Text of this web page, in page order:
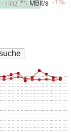
- 1502 ) MBit/s